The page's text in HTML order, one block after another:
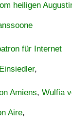
heiligen
für Internet
,
Amiens, Wulfia
Aire,